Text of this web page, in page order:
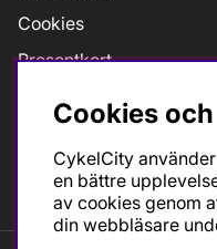
Cookies
Presentkort
Bikefit Retül
Cookies
CykelCity
en bättre
av cookies genom
din webbläsare